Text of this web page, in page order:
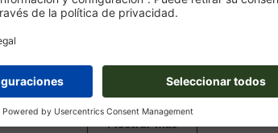
del campo del color: «Laser»
color: color sólido
de color: a elección
«tinta» solo se usa con fines de fabricación,
a color
Mostrar más